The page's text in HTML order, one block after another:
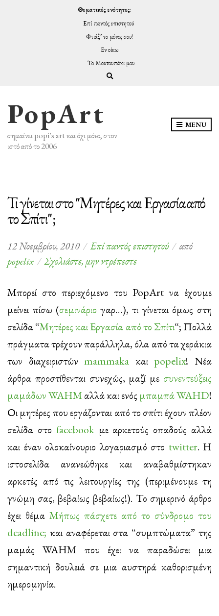
Θεματικές ενότητες:
Επί παντός επιστητού
Φτιάξ’ το μόνος σου!
Εν οίκω
Το Μουτουπάκι μου
Expand search form
PopArt
σημαίνει popi's art και όχι μόνο, στον
ιστό από το 2006
MENU
Τι γίνεται στο "Μητέρες και Εργασία από
το Σπίτι";
12 Νοεμβρίου, 2010 Επί παντός επιστητού
από
popelix
Σχολιάστε, μην ντρέπεστεστο
γίνεται
στο
"Μητέρες
Εργασία
από
το
Σπίτι";
Μπορεί στο περιεχόμενο του PopArt να έχουμε
μείνει πίσω (σεμινάριο γαρ…), τι γίνεται όμως στη
σελίδα “Μητέρες και Εργασία από το Σπίτι“; Πολλά
πράγματα τρέχουν παράλληλα, όλα από τα χεράκια
των διαχειριστώνmammaka και popelix! Νέα
άρθρα προστίθενται συνεχώς, μαζί με συνεντεύξεις
μαμάδων WAHMαλλά και ενός μπαμπά WAHD!
Οι μητέρες που εργάζονται από το σπίτι έχουν πλέον
σελίδα στο facebookμε αρκετούς οπαδούς αλλά
και έναν ολοκαίνουριο λογαριασμό στο twitter. Η
ιστοσελίδα ανανεώθηκε και αναβαθμίστηκαν
αρκετές από τις λειτουργίες της (περιμένουμε τη
γνώμη σας, βεβαίως βεβαίως!). Το σημερινό άρθρο
έχει θέμα Μήπως πάσχετε από το σύνδρομο του
deadline; και αναφέρεται στα “συμπτώματα” της
μαμάς WAHM που έχει να παραδώσει μια
σημαντική δουλειά σε μια αυστηρά καθορισμένη
ημερομηνία.